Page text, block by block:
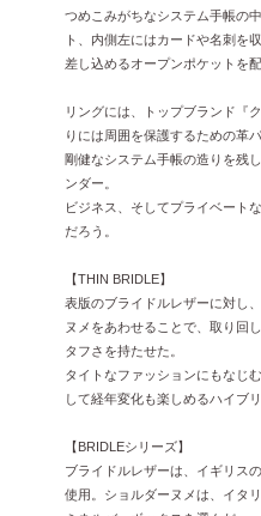
つめこみがちなシステム手帳の
ト、内側左にはカードや名刺を
差し込めるオープンポケットを配
リングには、トップブランド『
りには周囲を保護するための革
剛健なシステム手帳の造りを残
ンダー。
ビジネス、そしてプライベート
だろう。
【THIN BRIDLE】
表版のブライドルレザーに対し
ヌメをあわせることで、取り回
タフさを持たせた。
タイトなファッションにもなじ
して経年変化も楽しめるハイブ
【BRIDLEシリーズ】
ブライドルレザーは、イギリス
使用。ショルダーヌメは、イタ